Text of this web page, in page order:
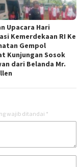
Upacara Hari
Kemerdekaan RI Ke
Gempol
Kunjungan Sosok
dari Belanda Mr.
wajib ditandai *